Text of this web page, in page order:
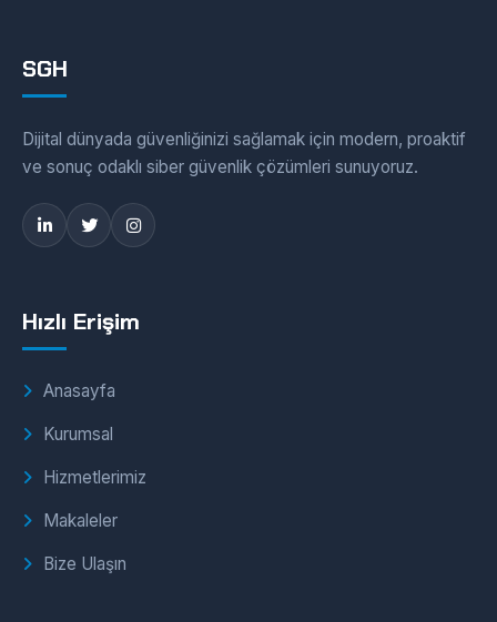
SGH
Dijital dünyada güvenliğinizi sağlamak için modern, proaktif
ve sonuç odaklı siber güvenlik çözümleri sunuyoruz.
Hızlı Erişim
Anasayfa
Kurumsal
Hizmetlerimiz
Makaleler
Bize Ulaşın